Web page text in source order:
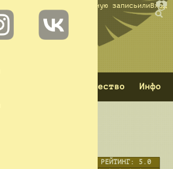
Backrooms
бывали здесь раньше.
Сообщество Инфо
Создать учётную записьилиВход
РЕЙТИНГ: 5.0